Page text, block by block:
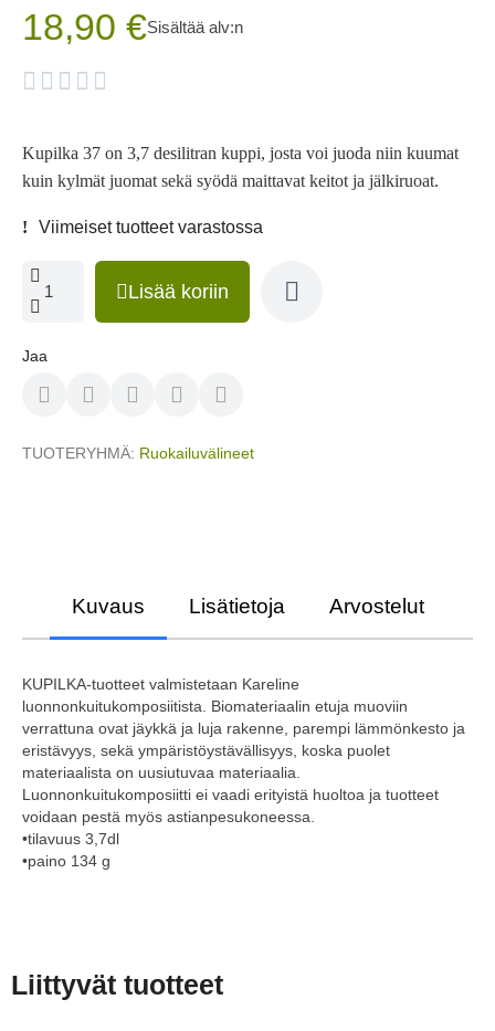
18,90 €Sisältää alv:n
    
Kupilka 37 on 3,7 desilitran kuppi, josta voi juoda niin kuumat
kuin kylmät juomat sekä syödä maittavat keitot ja jälkiruoat.
Viimeiset tuotteet varastossa
Lisää koriin
Jaa
TUOTERYHMÄ Ruokailuvälineet
Kuvaus Lisätietoja Arvostelut
KUPILKA-tuotteet valmistetaan Kareline
luonnonkuitukomposiitista. Biomateriaalin etuja muoviin
verrattuna ovat jäykkä ja luja rakenne, parempi lämmönkesto ja
eristävyys, sekä ympäristöystävällisyys, koska puolet
materiaalista on uusiutuvaa materiaalia.
Luonnonkuitukomposiitti ei vaadi erityistä huoltoa ja tuotteet
voidaan pestä myös astianpesukoneessa.
•tilavuus 3,7dl
•paino 134 g
Liittyvät tuotteet